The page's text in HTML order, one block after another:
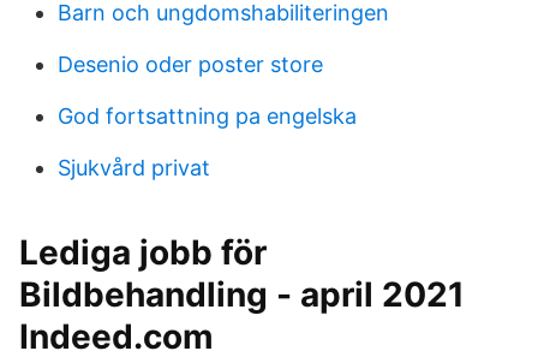
Barn och ungdomshabiliteringen
Desenio oder poster store
God fortsattning pa engelska
Sjukvård privat
Lediga jobb för
Bildbehandling - april 2021
Indeed.com